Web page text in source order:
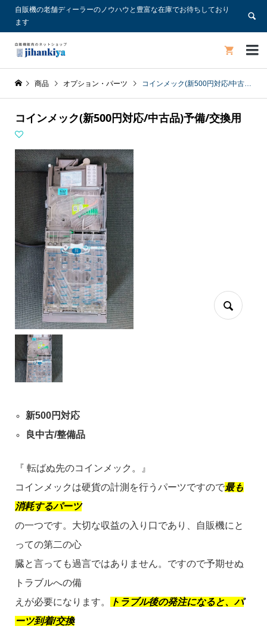
自販機の老舗ディーラーのノウハウと豊富な在庫でお待ちしており
ます


商品 オプション・パーツ コインメック(新500円対応/中古品)予備/交換用
コインメック(新500円対応/中古品)予備/交換用
新500円対応
良中古/整備品
『 転ばぬ先のコインメック。
』
コインメックは硬貨の計測を行うパーツですので最も
消耗するパーツ
の一つです。 大切な収益の入り口であり、
自販機にと
っての第二の心
臓と言っても過言ではありません。ですので予期せぬ
トラブルへの備
えが必要になります。
トラブル後の発注になると、パ
ーツ到着/交換